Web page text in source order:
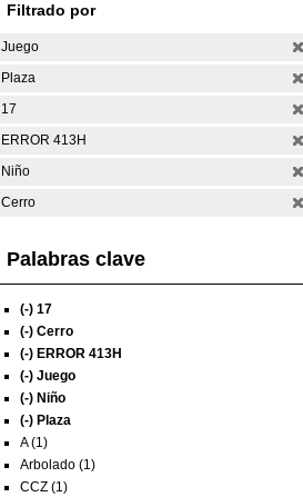
Filtrado por
Juego
Plaza
17
ERROR 413H
Niño
Cerro
Palabras clave
(-) 17
(-) Cerro
(-) ERROR 413H
(-) Juego
(-) Niño
(-) Plaza
A (1)
Arbolado (1)
CCZ (1)